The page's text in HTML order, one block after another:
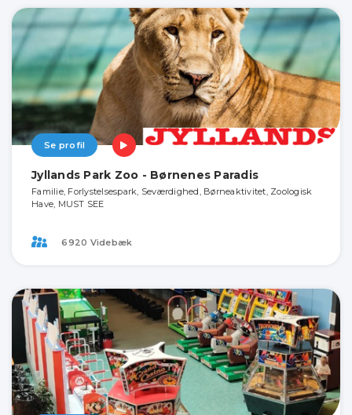
Se profil
Jyllands Park Zoo - Børnenes Paradis
Familie, Forlystelsespark, Seværdighed, Børneaktivitet, Zoologisk
Have, MUST SEE
6920 Videbæk